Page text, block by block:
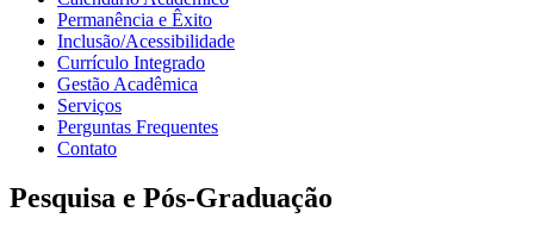
Permanência e Êxito
Inclusão/Acessibilidade
Currículo Integrado
Gestão Acadêmica
Serviços
Perguntas Frequentes
Contato
Pesquisa e Pós-Graduação